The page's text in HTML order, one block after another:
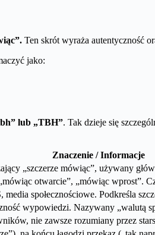
Ten skrót wyraża autentyczność
jako:
lub „TBH”. Tak dzieje się
Znaczenie / Informacje
„szczerze mówiąc”, używany
otwarcie”, „mówiąc wprost”.
społecznościowe. Podkreśla
wypowiedzi. Nazywany „walutą
nie zawsze rozumiany przez